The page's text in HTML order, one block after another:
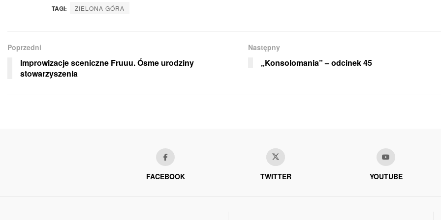
TAGI: ZIELONA GÓRA
Poprzedni
Improwizacje sceniczne Fruuu. Ósme urodziny
stowarzyszenia
Następny
„Konsolomania” – odcinek 45
FACEBOOK TWITTER YOUTUBE